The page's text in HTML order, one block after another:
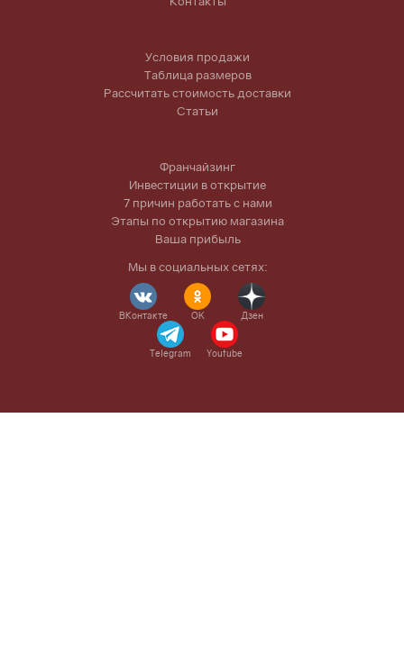
Условия продажи
Таблица размеров
Рассчитать стоимость доставки
Статьи
Франчайзинг
Инвестиции в открытие
7 причин работать с нами
Этапы по открытию магазина
Ваша прибыль
Мы в социальных сетях:
ВКонтакте OK Дзен
Telegram Youtube